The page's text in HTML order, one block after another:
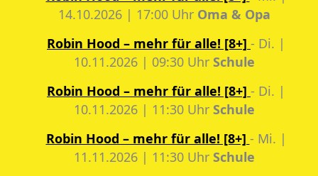
14.10.2026 | 17:00 Uhr Oma & Opa
Robin Hood – mehr für alle! [8+] - Di. |
10.11.2026 | 09:30 Uhr Schule
Robin Hood – mehr für alle! [8+] - Di. |
10.11.2026 | 11:30 Uhr Schule
Robin Hood – mehr für alle! [8+] - Mi. |
11.11.2026 | 11:30 Uhr Schule